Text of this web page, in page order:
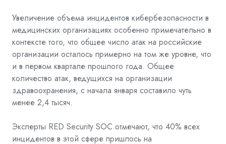
Увеличение объема инцидентов кибербезопасности в
медицинских организациях особенно примечательно в
контексте того, что общее число атак на российские
организации осталось примерно на том же уровне, что
и в первом квартале прошлого года. Общее
количество атак, ведущихся на организации
здравоохранения, с начала января составило чуть
менее 2,4 тысяч.
Эксперты RED Security SOC отмечают, что 40% всех
инцидентов в этой сфере пришлось на